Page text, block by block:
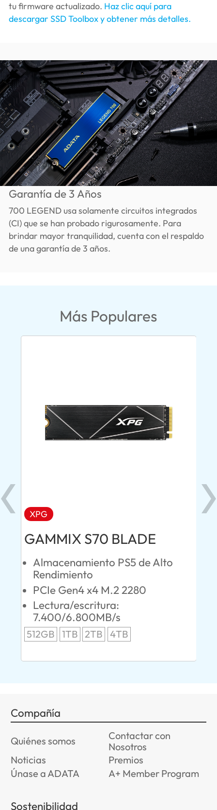
tu firmware actualizado. Haz clic aquí para
descargar SSD Toolbox y obtener más detalles.
Garantía de 3 Años
700 LEGEND usa solamente circuitos integrados
(CI) que se han probado rigurosamente. Para
brindar mayor tranquilidad, cuenta con el respaldo
de una garantía de 3 años.
Más Populares
XPG
GAMMIX S70 BLADE
Almacenamiento PS5 de Alto
Rendimiento
PCIe Gen4 x4 M.2 2280
Lectura/escritura:
7.400/6.800MB/s
512GB 1TB 2TB 4TB
Compañía
Quiénes somos
Contactar con
Nosotros
Noticias
Premios
Únase a ADATA
A+ Member Program
Sostenibilidad